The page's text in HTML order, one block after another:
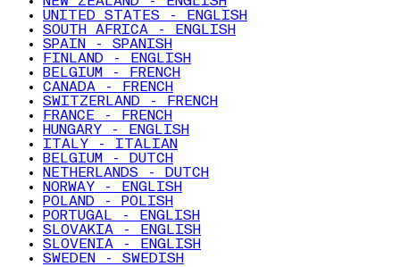
UNITED STATES - ENGLISH
SOUTH AFRICA - ENGLISH
SPAIN - SPANISH
FINLAND - ENGLISH
BELGIUM - FRENCH
CANADA - FRENCH
SWITZERLAND - FRENCH
FRANCE - FRENCH
HUNGARY - ENGLISH
ITALY - ITALIAN
BELGIUM - DUTCH
NETHERLANDS - DUTCH
NORWAY - ENGLISH
POLAND - POLISH
PORTUGAL - ENGLISH
SLOVAKIA - ENGLISH
SLOVENIA - ENGLISH
SWEDEN - SWEDISH